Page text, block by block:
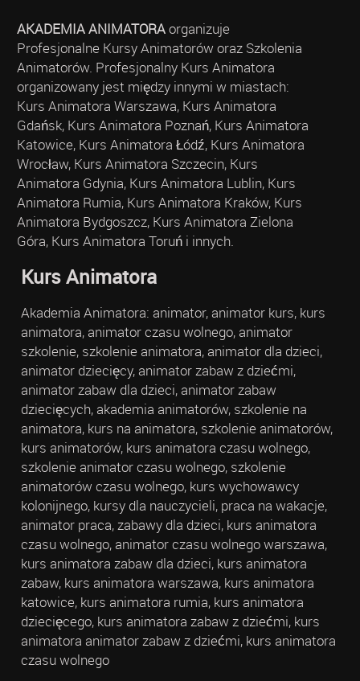
AKADEMIA ANIMATORAorganizuje
Profesjonalne Kursy Animatorów oraz Szkolenia
Animatorów. Profesjonalny Kurs Animatora
organizowany jest między innymi w miastach:
Kurs Animatora Warszawa, Kurs Animatora
Gdańsk, Kurs Animatora Poznań, Kurs Animatora
Katowice, Kurs Animatora Łódź, Kurs Animatora
Wrocław, Kurs Animatora Szczecin, Kurs
Animatora Gdynia, Kurs Animatora Lublin, Kurs
Animatora Rumia, Kurs Animatora Kraków, Kurs
Animatora Bydgoszcz, Kurs Animatora Zielona
Góra, Kurs Animatora Toruń i innych.
Kurs Animatora
Akademia Animatora: animator, animator kurs, kurs
animatora, animator czasu wolnego, animator
szkolenie, szkolenie animatora, animator dla dzieci,
animator dziecięcy, animator zabaw z dziećmi,
animator zabaw dla dzieci, animator zabaw
dziecięcych, akademia animatorów, szkolenie na
animatora, kurs na animatora, szkolenie animatorów,
kurs animatorów, kurs animatora czasu wolnego,
szkolenie animator czasu wolnego, szkolenie
animatorów czasu wolnego, kurs wychowawcy
kolonijnego, kursy dla nauczycieli, praca na wakacje,
animator praca, zabawy dla dzieci, kurs animatora
czasu wolnego, animator czasu wolnego warszawa,
kurs animatora zabaw dla dzieci, kurs animatora
zabaw, kurs animatora warszawa, kurs animatora
katowice, kurs animatora rumia, kurs animatora
dziecięcego, kurs animatora zabaw z dziećmi, kurs
animatora animator zabaw z dziećmi, kurs animatora
czasu wolnego